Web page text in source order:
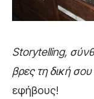
Storytelling,
βρες τη δική σου
εφήβους!